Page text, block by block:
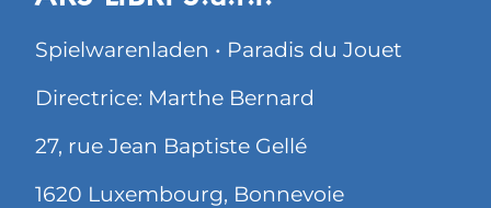
Spielwarenladen • Paradis du Jouet
Directrice: Marthe Bernard
27, rue Jean Baptiste Gellé
1620 Luxembourg, Bonnevoie